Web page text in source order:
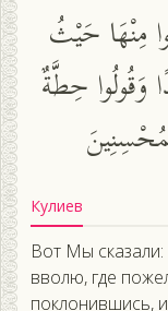
مِنْهَا حَيْثُ
وَقُولُوا حِطَّةٌ
Кулиев
Вот Мы
вволю, где
поклонившись,